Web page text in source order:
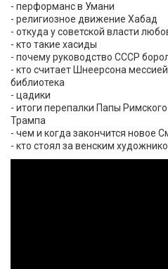
- перформанс в Умани
- религиозное движение Хабад
- откуда у советской власти
- кто такие хасиды
- почему руководство СССР
- кто считает Шнеерсона
библиотека
- цадики
- итоги перепалки Папы
Трампа
- чем и когда закончится новое
- кто стоял за венским